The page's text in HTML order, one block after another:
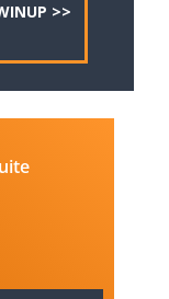
>>